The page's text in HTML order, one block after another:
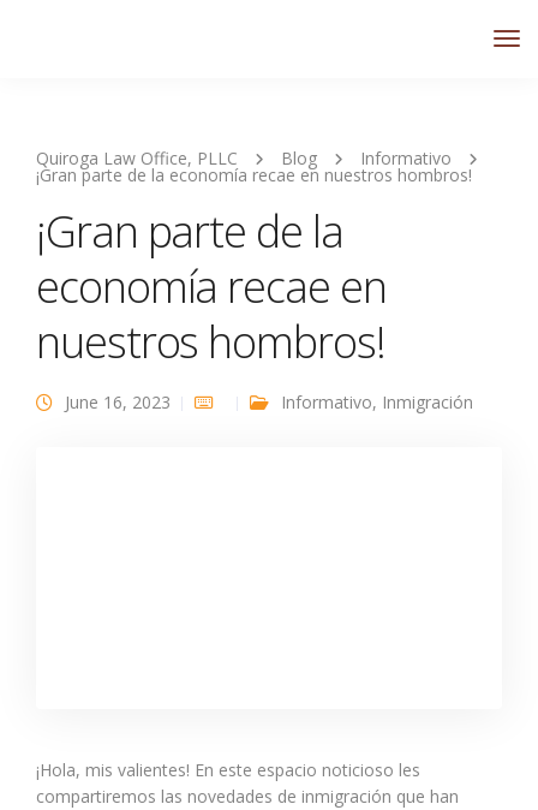
Quiroga Law Office, PLLC Blog Informativo
¡Gran parte de la economía recae en nuestros hombros!
¡Gran parte de la
economía recae en
nuestros hombros!
June 16, 2023 Informativo, Inmigración
¡Hola, mis valientes! En este espacio noticioso les
compartiremos las novedades de inmigración que han